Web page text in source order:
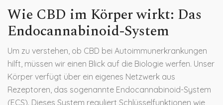
Wie CBD im Körper wirkt: Das
Endocannabinoid-System
Um zu verstehen, ob CBD bei Autoimmunerkrankungen
hilft, müssen wir einen Blick auf die Biologie werfen. Unser
Körper verfügt über ein eigenes Netzwerk aus
Rezeptoren, das sogenannte Endocannabinoid-System
(ECS). Dieses System reguliert Schlüsselfunktionen wie